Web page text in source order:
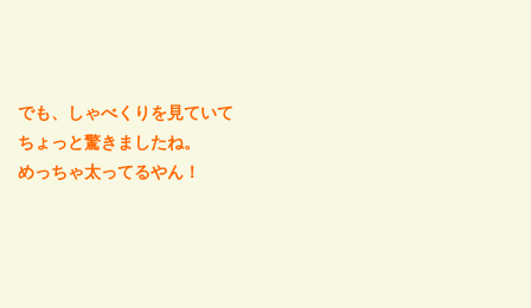
でも、しゃべくりを見ていて
ちょっと驚きましたね。
めっちゃ太ってるやん！